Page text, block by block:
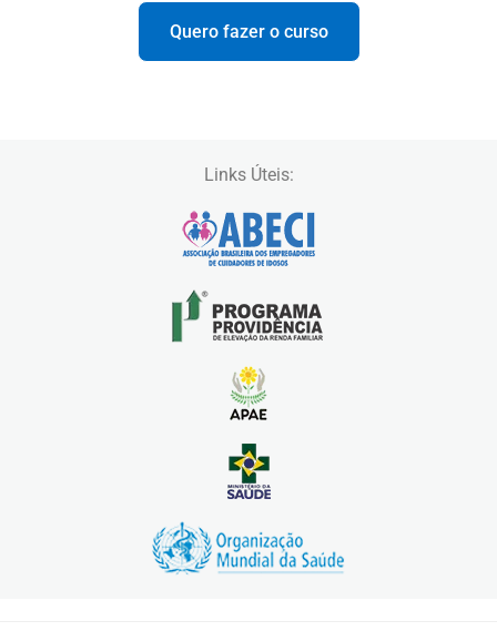
Quero fazer o curso
Links Úteis: